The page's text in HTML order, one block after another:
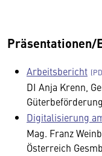
Präsentationen/
Arbeitsbericht
DI Anja Krenn,
Digitalisierung
Mag. Franz
Österreich